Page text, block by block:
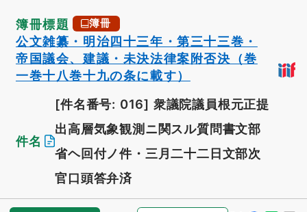
簿冊標題 簿冊
公文雑纂・明治四十三年・第三十三巻・
帝国議会、建議・未決法律案附否決（巻
一巻十八巻十九の条に載す）
件名
[件名番号: 016] 衆議院議員根元正提
出高層気象観測ニ関スル質問書文部
省ヘ回付ノ件・三月二十二日文部次
官口頭答弁済